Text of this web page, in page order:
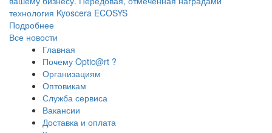
технология Kyoscera ECOSYS
Подробнее
Все новости
Главная
Почему Optic@rt ?
Организациям
Оптовикам
Служба сервиса
Вакансии
Доставка и оплата